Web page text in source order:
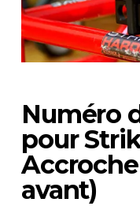
Numéro
pour
avant)